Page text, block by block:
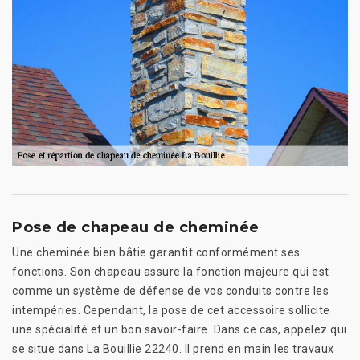
Pose de chapeau de cheminée
Une cheminée bien bâtie garantit conformément ses
fonctions. Son chapeau assure la fonction majeure qui est
comme un système de défense de vos conduits contre les
intempéries. Cependant, la pose de cet accessoire sollicite
une spécialité et un bon savoir-faire. Dans ce cas, appelez qui
se situe dans La Bouillie 22240. Il prend en main les travaux